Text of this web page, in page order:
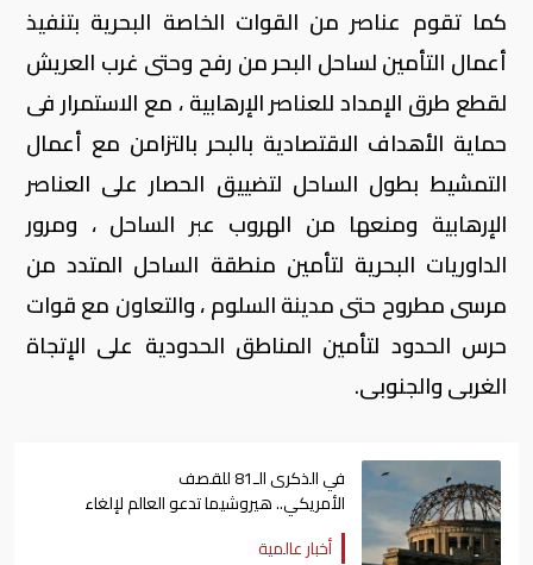
كما تقوم عناصر من القوات الخاصة البحرية بتنفيذ
أعمال التأمين لساحل البحر من رفح وحتى غرب العريش
لقطع طرق الإمداد للعناصر الإرهابية ، مع الاستمرار فى
حماية الأهداف الاقتصادية بالبحر بالتزامن مع أعمال
التمشيط بطول الساحل لتضييق الحصار على العناصر
الإرهابية ومنعها من الهروب عبر الساحل ، ومرور
الداوريات البحرية لتأمين منطقة الساحل المتدد من
مرسى مطروح حتى مدينة السلوم ، والتعاون مع قوات
حرس الحدود لتأمين المناطق الحدودية على الإتجاة
الغربى والجنوبى.
في الذكرى الـ81 للقصف
الأمريكي.. هيروشيما تدعو العالم لإلغاء
الأسلحة النووية
أخبار عالمية